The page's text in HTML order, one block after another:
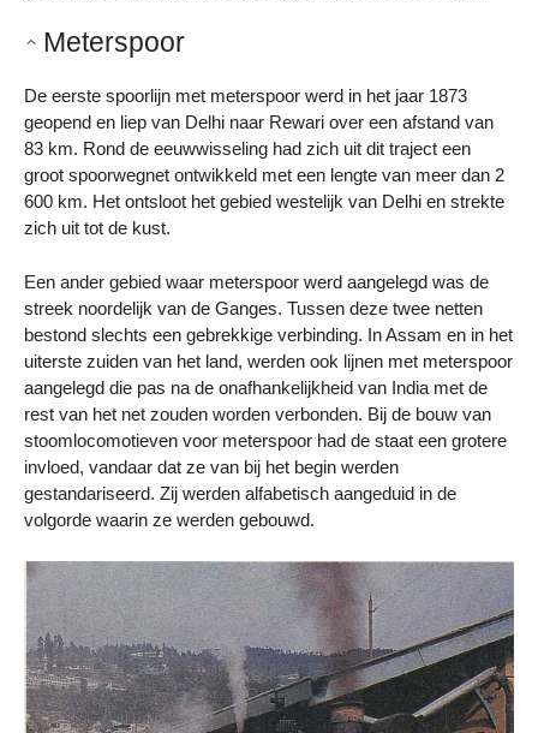
Meterspoor
De eerste spoorlijn met meterspoor werd in het jaar 1873
geopend en liep van Delhi naar Rewari over een afstand van
83 km. Rond de eeuwwisseling had zich uit dit traject een
groot spoorwegnet ontwikkeld met een lengte van meer dan 2
600 km. Het ontsloot het gebied westelijk van Delhi en strekte
zich uit tot de kust.
Een ander gebied waar meterspoor werd aangelegd was de
streek noordelijk van de Ganges. Tussen deze twee netten
bestond slechts een gebrekkige verbinding. In Assam en in het
uiterste zuiden van het land, werden ook lijnen met meterspoor
aangelegd die pas na de onafhankelijkheid van India met de
rest van het net zouden worden verbonden. Bij de bouw van
stoomlocomotieven voor meterspoor had de staat een grotere
invloed, vandaar dat ze van bij het begin werden
gestandariseerd. Zij werden alfabetisch aangeduid in de
volgorde waarin ze werden gebouwd.